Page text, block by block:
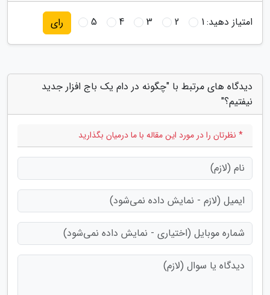
امتیاز دهید:1
2
3
4
5 رای
دیدگاه های مرتبط با "چگونه در دام یک باج افزار جدید
نیفتیم؟"
* نظرتان را در مورد این مقاله با ما درمیان بگذارید